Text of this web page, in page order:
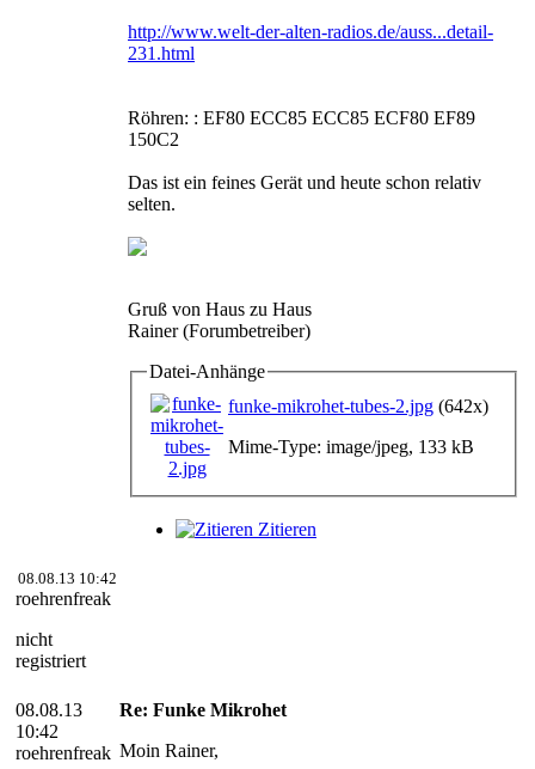
http://www.welt-der-alten-radios.de/auss...detail-
231.html
Röhren: : EF80 ECC85 ECC85 ECF80 EF89
150C2
Das ist ein feines Gerät und heute schon relativ
selten.
Gruß von Haus zu Haus
Rainer (Forumbetreiber)
Datei-Anhänge
funke-mikrohet-tubes-2.jpg (642x)
Mime-Type: image/jpeg, 133 kB
Zitieren
08.08.13 10:42
roehrenfreak
nicht
registriert
08.08.13
10:42
roehrenfreak
Re: Funke Mikrohet
Moin Rainer,